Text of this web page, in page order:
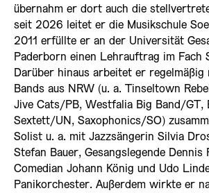
übernahm er dort auch die
seit 2026 leitet er die Musikschule
2011 erfüllte er an der Universität
Paderborn einen Lehrauftrag im Fach
Darüber hinaus arbeitet er regelmäßig
Bands aus NRW (u. a. Tinseltown
Jive Cats/PB, Westfalia Big Band/
Sextett/UN, Saxophonics/SO)
Solist u. a. mit Jazzsängerin Silvia
Stefan Bauer, Gesangslegende Dennis
Comedian Johann König und Udo
Panikorchester. Außerdem wirkte er